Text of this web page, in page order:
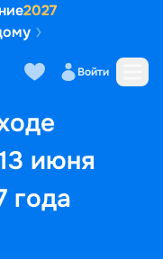
2027
Войти
июня
года
Маршрут и